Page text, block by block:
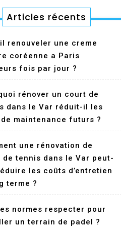
Articles récents
renouveler une creme
coréenne a Paris
fois par jour ?
rénover un court de
dans le Var réduit-il les
maintenance futurs ?
une rénovation de
de tennis dans le Var peut-
les coûts d’entretien
terme ?
normes respecter pour
un terrain de padel ?